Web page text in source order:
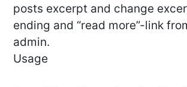
posts excerpt and change
ending and “read more”-link
admin.
Usage